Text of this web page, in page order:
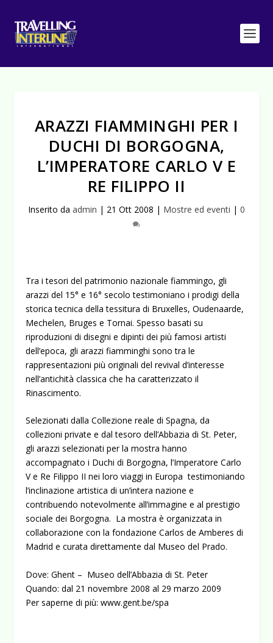
ARAZZI FIAMMINGHI PER I
DUCHI DI BORGOGNA,
L’IMPERATORE CARLO V E
RE FILIPPO II
Inserito da admin | 21 Ott 2008 | Mostre ed eventi | 0
Tra i tesori del patrimonio nazionale fiammingo, gli
arazzi del 15° e 16° secolo testimoniano i prodigi della
storica tecnica della tessitura di Bruxelles, Oudenaarde,
Mechelen, Bruges e Tornai. Spesso basati su
riproduzioni di disegni e dipinti dei più famosi artisti
dell’epoca, gli arazzi fiamminghi sono tra le
rappresentazioni più originali del revival d’interesse
nell’antichità classica che ha caratterizzato il
Rinascimento.
Selezionati dalla Collezione reale di Spagna, da
collezioni private e dal tesoro dell’Abbazia di St. Peter,
gli arazzi selezionati per la mostra hanno
accompagnato i Duchi di Borgogna, l’Imperatore Carlo
V e Re Filippo II nei loro viaggi in Europa testimoniando
l’inclinazione artistica di un’intera nazione e
contribuendo notevolmente all’immagine e al prestigio
sociale dei Borgogna. La mostra è organizzata in
collaborazione con la fondazione Carlos de Amberes di
Madrid e curata direttamente dal Museo del Prado.
Dove: Ghent – Museo dell’Abbazia di St. Peter
Quando: dal 21 novembre 2008 al 29 marzo 2009
Per saperne di più: www.gent.be/spa